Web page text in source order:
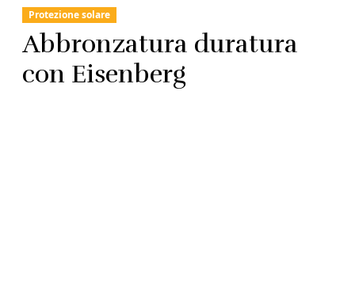
Protezione solare
Abbronzatura duratura
con Eisenberg